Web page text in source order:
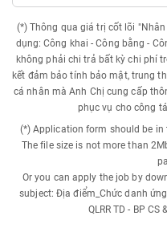
(*) Thông qua giá trị cốt lõi
dụng: Công khai - Công bằng -
không phải chi trả bất kỳ chi phí
kết đảm bảo tính bảo mật, trung
cá nhân mà Anh Chị cung cấp
phục vụ cho công
(*) Application form should be in
The file size is not more than
Or you can apply the job by
subject: Địa điểm_Chức danh
QLRR TD - BP